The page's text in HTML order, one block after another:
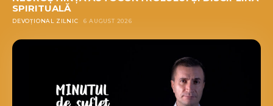
SPIRITUALĂ
DEVOȚIONAL ZILNIC 6 AUGUST 2026